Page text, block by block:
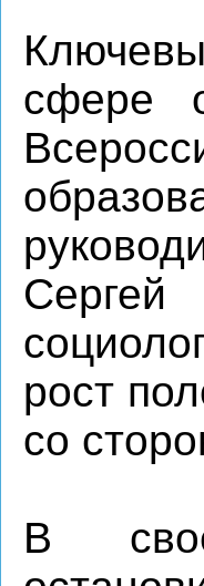
сфере
рост
со
В